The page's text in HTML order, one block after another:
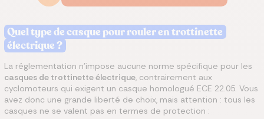
Quel type de casque pour rouler en trottinette
électrique ?
La réglementation n'impose aucune norme spécifique pour les
casques de trottinette électrique, contrairement aux
cyclomoteurs qui exigent un casque homologué ECE 22.05. Vous
avez donc une grande liberté de choix, mais attention : tous les
casques ne se valent pas en termes de protection :